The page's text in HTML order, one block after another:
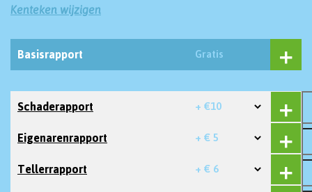
Kenteken wijzigen
Basisrapport Gratis
Schaderapport + €10
Eigenarenrapport + € 5
Tellerrapport + € 6